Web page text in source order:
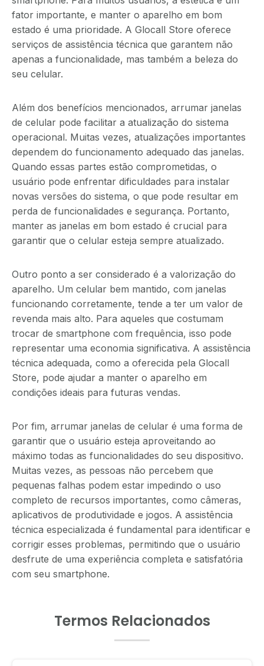
fator importante, e manter o aparelho em bom
estado é uma prioridade. A Glocall Store oferece
serviços de assistência técnica que garantem não
apenas a funcionalidade, mas também a beleza do
seu celular.
Além dos benefícios mencionados, arrumar janelas
de celular pode facilitar a atualização do sistema
operacional. Muitas vezes, atualizações importantes
dependem do funcionamento adequado das janelas.
Quando essas partes estão comprometidas, o
usuário pode enfrentar dificuldades para instalar
novas versões do sistema, o que pode resultar em
perda de funcionalidades e segurança. Portanto,
manter as janelas em bom estado é crucial para
garantir que o celular esteja sempre atualizado.
Outro ponto a ser considerado é a valorização do
aparelho. Um celular bem mantido, com janelas
funcionando corretamente, tende a ter um valor de
revenda mais alto. Para aqueles que costumam
trocar de smartphone com frequência, isso pode
representar uma economia significativa. A assistência
técnica adequada, como a oferecida pela Glocall
Store, pode ajudar a manter o aparelho em
condições ideais para futuras vendas.
Por fim, arrumar janelas de celular é uma forma de
garantir que o usuário esteja aproveitando ao
máximo todas as funcionalidades do seu dispositivo.
Muitas vezes, as pessoas não percebem que
pequenas falhas podem estar impedindo o uso
completo de recursos importantes, como câmeras,
aplicativos de produtividade e jogos. A assistência
técnica especializada é fundamental para identificar e
corrigir esses problemas, permitindo que o usuário
desfrute de uma experiência completa e satisfatória
com seu smartphone.
Termos Relacionados